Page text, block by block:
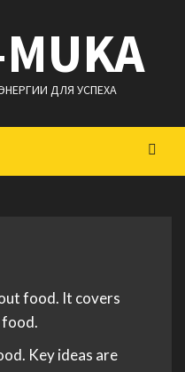
ДЛЯ УСПЕХА
food. It covers
Key ideas are